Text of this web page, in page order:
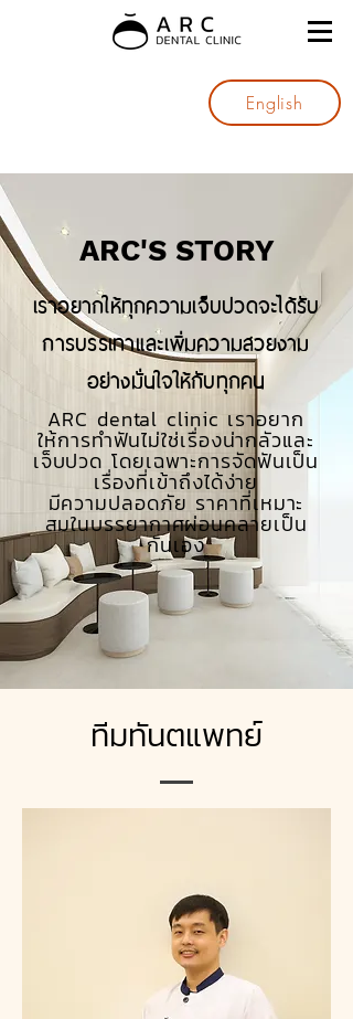
English
ARC'S STORY
เราอยากให้ทุกความเจ็บปวดจะได้รับ
การบรรเทาและเพิ่มความสวยงาม
อย่างมั่นใจให้กับทุกคน
ARC dental clinic เราอยาก
ให้การทำฟันไม่ใช่เรื่องน่ากลัวและ
เจ็บปวดโดยเฉพาะการจัดฟันเป็น
เรื่องที่เข้าถึงได้ง่าย
มีความปลอดภัย ราคาที่เหมาะ
สมในบรรยากาศผ่อนคลายเป็น
กันเอง
ทีมทันตแพทย์